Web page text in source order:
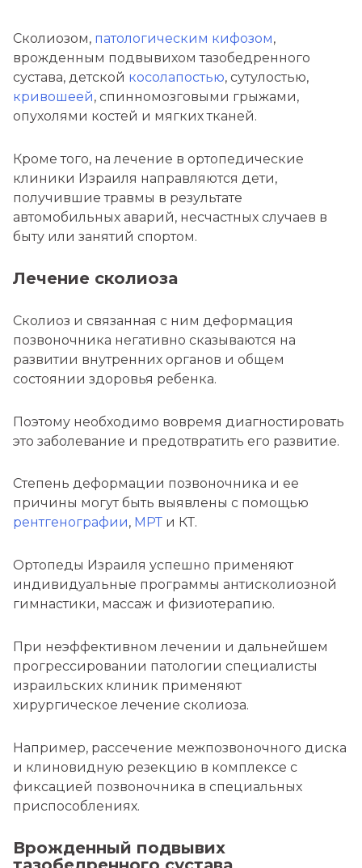
Сколиозом, патологическим кифозом,
врожденным подвывихом тазобедренного
сустава, детской косолапостью, сутулостью,
кривошеей, спинномозговыми грыжами,
опухолями костей и мягких тканей.
Кроме того, на лечение в ортопедические
клиники Израиля направляются дети,
получившие травмы в результате
автомобильных аварий, несчастных случаев в
быту или занятий спортом.
Лечение сколиоза
Сколиоз и связанная с ним деформация
позвоночника негативно сказываются на
развитии внутренних органов и общем
состоянии здоровья ребенка.
Поэтому необходимо вовремя диагностировать
это заболевание и предотвратить его развитие.
Степень деформации позвоночника и ее
причины могут быть выявлены с помощью
рентгенографии, МРТ и КТ.
Ортопеды Израиля успешно применяют
индивидуальные программы антисколиозной
гимнастики, массаж и физиотерапию.
При неэффективном лечении и дальнейшем
прогрессировании патологии специалисты
израильских клиник применяют
хирургическое лечение сколиоза.
Например, рассечение межпозвоночного диска
и клиновидную резекцию в комплексе с
фиксацией позвоночника в специальных
приспособлениях.
Врожденный подвывих